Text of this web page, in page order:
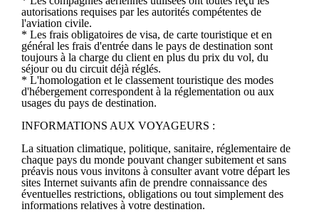
autorisations requises par les autorités compétentes de
l'aviation civile.
* Les frais obligatoires de visa, de carte touristique et en
général les frais d'entrée dans le pays de destination sont
toujours à la charge du client en plus du prix du vol, du
séjour ou du circuit déjà réglés.
* L'homologation et le classement touristique des modes
d'hébergement correspondent à la réglementation ou aux
usages du pays de destination.
INFORMATIONS AUX VOYAGEURS :
La situation climatique, politique, sanitaire, réglementaire de
chaque pays du monde pouvant changer subitement et sans
préavis nous vous invitons à consulter avant votre départ les
sites Internet suivants afin de prendre connaissance des
éventuelles restrictions, obligations ou tout simplement des
informations relatives à votre destination.